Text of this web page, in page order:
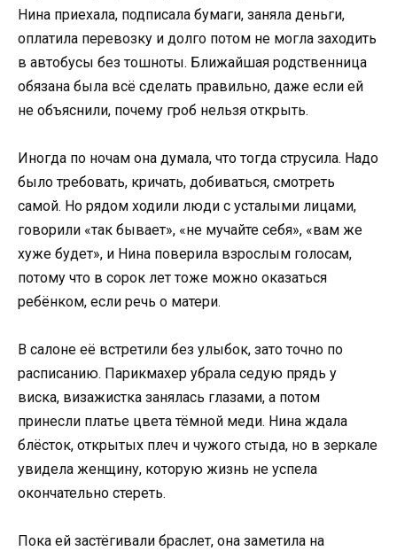
Нина приехала, подписала бумаги, заняла деньги,
оплатила перевозку и долго потом не могла заходить
в автобусы без тошноты. Ближайшая родственница
обязана была всё сделать правильно, даже если ей
не объяснили, почему гроб нельзя открыть.
Иногда по ночам она думала, что тогда струсила. Надо
было требовать, кричать, добиваться, смотреть
самой. Но рядом ходили люди с усталыми лицами,
говорили «так бывает», «не мучайте себя», «вам же
хуже будет», и Нина поверила взрослым голосам,
потому что в сорок лет тоже можно оказаться
ребёнком, если речь о матери.
В салоне её встретили без улыбок, зато точно по
расписанию. Парикмахер убрала седую прядь у
виска, визажистка занялась глазами, а потом
принесли платье цвета тёмной меди. Нина ждала
блёсток, открытых плеч и чужого стыда, но в зеркале
увидела женщину, которую жизнь не успела
окончательно стереть.
Пока ей застёгивали браслет, она заметила на